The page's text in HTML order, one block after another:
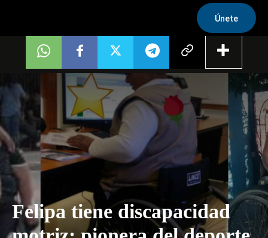
Únete
Felipa tiene discapacidad